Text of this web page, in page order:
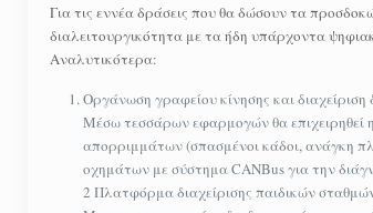
Για τις εννέα δράσεις που θα δώσουν τα
διαλειτουργικότητα με τα ήδη υπάρχοντα
Αναλυτικότερα:
Οργάνωση γραφείου κίνησης και
Μέσω τεσσάρων εφαρμογών θα επιχειρηθεί
απορριμμάτων (σπασμένοι κάδοι, ανάγκη
οχημάτων με σύστημα CANBus για την
2 Πλατφόρμα διαχείρισης παιδικών